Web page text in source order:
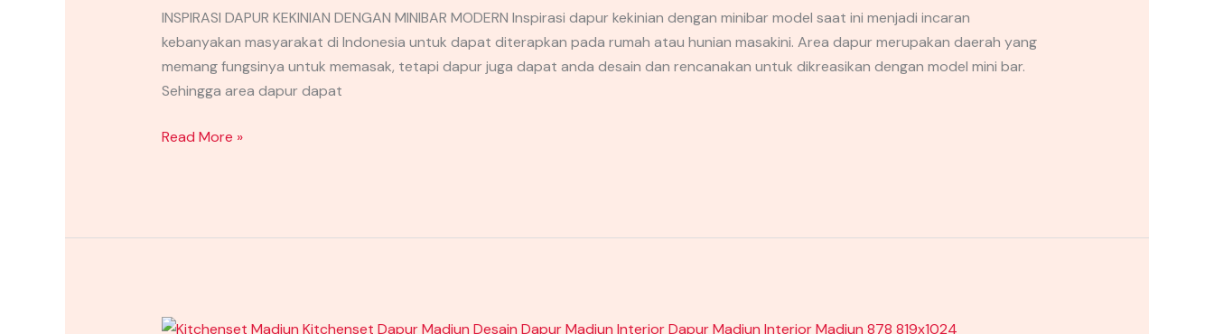
INSPIRASI DAPUR KEKINIAN DENGAN MINIBAR MODERN Inspirasi dapur kekinian dengan minibar model saat ini menjadi incaran
kebanyakan masyarakat di Indonesia untuk dapat diterapkan pada rumah atau hunian masakini. Area dapur merupakan daerah yang
memang fungsinya untuk memasak, tetapi dapur juga dapat anda desain dan rencanakan untuk dikreasikan dengan model mini bar.
Sehingga area dapur dapat
MODERN
Read More »
TIPS